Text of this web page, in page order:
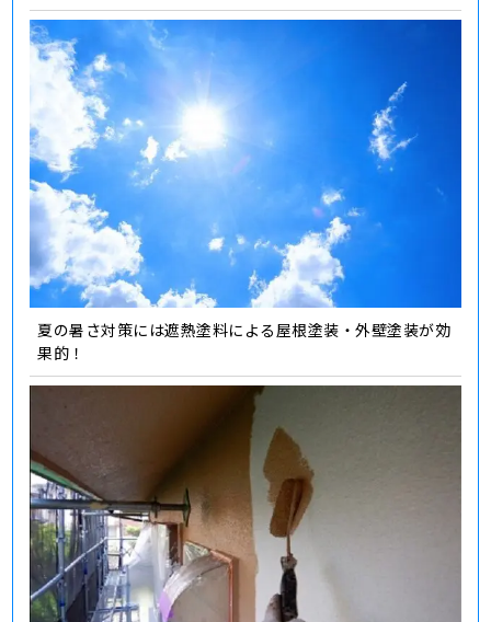
夏の暑さ対策には遮熱塗料による屋根塗装・外壁塗装が効
果的！